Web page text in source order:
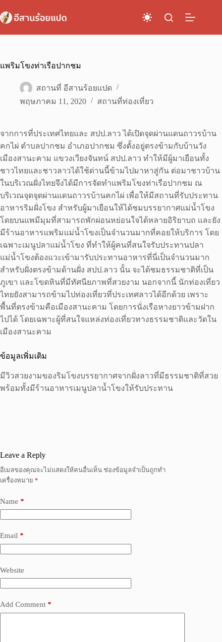
to
content
แพริมโขงท่าเรือปากชม
สถานที่ อีสานร้อยแปด
พฤษภาคม 11, 2020
สถานที่ท่องเที่ยว
จากการที่ประเทศไทยและ สปป.ลาว ได้เปิดจุดผ่านแดนถาวรบ้าน
คกไผ่ ตำบลปากชม อำเภอปากชม ซึ่งตั้งอยู่ตรงข้ามกับบ้านวัง
เมืองสานะคาม แขวงเวียงจันทน์ สปป.ลาว ทำให้มีผู้มาเยือนทั้ง
ชาวไทยและชาวลาวได้ใช้ด่านนี้ข้ามไปมาหาสู่กัน ต่อมาชาวบ้าน
ในบริเวณฝั่งไทยจึงได้มีการจัดทำแพริมโขงท่าเรือปากชม ณ
บริเวณจุดจุดผ่านแดนถาวรบ้านคกไผ่ เพื่อให้มีสถานที่รับประทาน
อาหารริมฝั่งโขง สำหรับผู้มาเยือนให้ได้ชมบรรยากาศแม่น้ำโขง
โดยบนแพมีมุมที่สามารถพักผ่อนหย่อนใจได้หลายอิริยาบถ และยัง
มีร้านอาหารแพริมแม่น้ำโขงเป็นจำนวนมากที่คอยให้บริการ โดย
เฉพาะเมนูปลาแม่น้ำโขง ที่ทำให้ผู้คนที่สนใจรับประทานปลา
แม่น้ำโขงต้องแวะเข้ามารับประทานอาหารที่นี่เป็นจำนวนมาก
สำหรับฝั่งตรงข้ามด้านฝั่ง สปป.ลาว นั้น จะได้ชมธรรมชาติที่เป็น
ภูเขา และโขดหินที่มีทัศนียภาพที่สวยงาม นอกจากนี้ นักท่องเที่ยว
ไทยยังสามารถข้ามไปท่องเที่ยวที่ประเทศลาวได้อีกด้วย เพราะ
พื้นที่ตรงข้ามคือเมืองสานะคาม โดยการนั่งเรือหางยาวข้ามฝาก
ไปได้ โดยเฉพาะผู้ที่สนใจแหล่งท่องเที่ยวทางธรรมชาติและวัดใน
เมืองสานะคาม
ข้อมูลเพิ่มเติม
มีวิวสวยงามของริมโขงบรรยากาศจากฝั่งลาวที่มีธรรมชาติที่สวย
พร้อมทั้งมีร้านอาหารเมนูปลาน้ำโขงให้รับประทาน
Leave a Reply
อีเมลของคุณจะไม่แสดงให้คนอื่นเห็น ช่องข้อมูลจำเป็นถูกทำ
เครื่องหมาย *
Name *
Email *
Website
Add Comment *